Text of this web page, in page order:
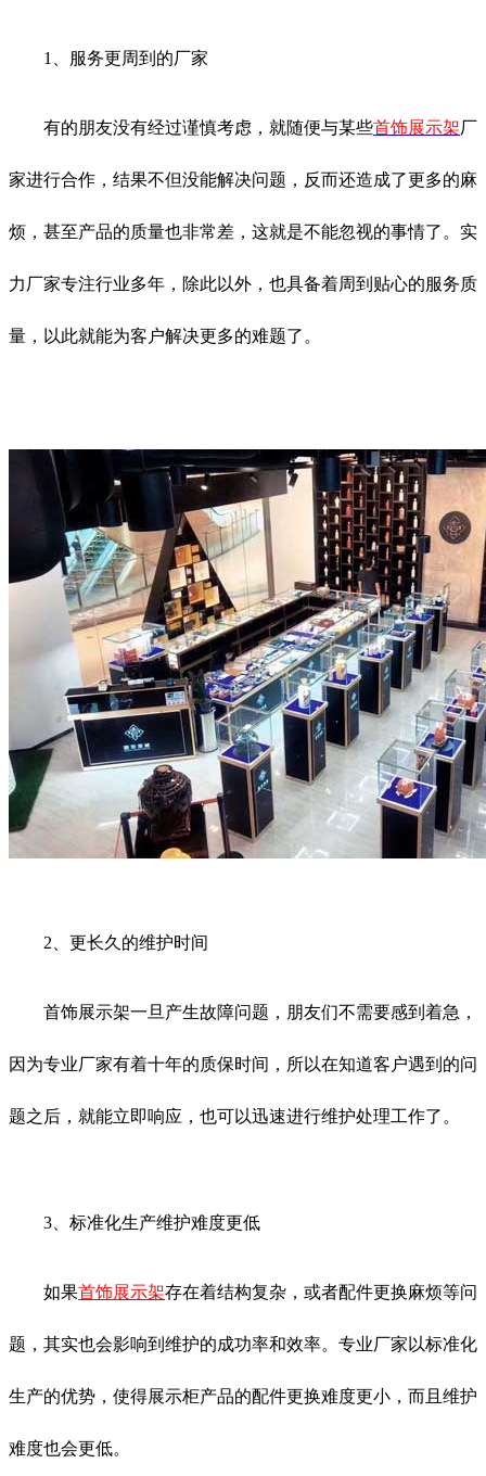
1、服务更周到的厂家
有的朋友没有经过谨慎考虑，就随便与某些首饰展示架厂
家进行合作，结果不但没能解决问题，反而还造成了更多的麻
烦，甚至产品的质量也非常差，这就是不能忽视的事情了。实
力厂家专注行业多年，除此以外，也具备着周到贴心的服务质
量，以此就能为客户解决更多的难题了。
2、更长久的维护时间
首饰展示架一旦产生故障问题，朋友们不需要感到着急，
因为专业厂家有着十年的质保时间，所以在知道客户遇到的问
题之后，就能立即响应，也可以迅速进行维护处理工作了。
3、标准化生产维护难度更低
如果首饰展示架存在着结构复杂，或者配件更换麻烦等问
题，其实也会影响到维护的成功率和效率。专业厂家以标准化
生产的优势，使得展示柜产品的配件更换难度更小，而且维护
难度也会更低。